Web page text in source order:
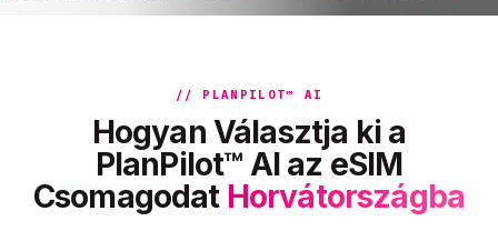
// PLANPILOT™ AI
Hogyan Választja ki a
PlanPilot™ AI az eSIM
Csomagodat Horvátországba